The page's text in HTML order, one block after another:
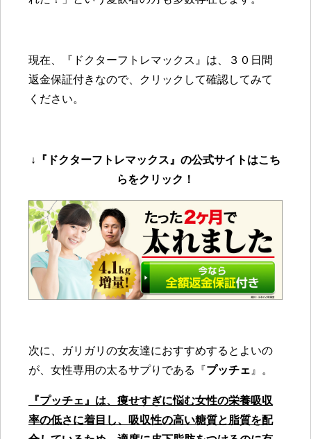
現在、『ドクターフトレマックス』は、３０日間
返金保証付きなので、クリックして確認してみて
ください。
↓
『ドクターフトレマックス』の公式サイトはこち
らをクリック！
次に、ガリガリの女友達におすすめするとよいの
が、女性専用の太るサプりである『プッチェ 』。
『プッチェ』は、痩せすぎに悩む女性の栄養吸収
率の低さに着目し、吸収性の高い糖質と脂質を配